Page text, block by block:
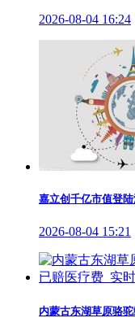
2026-08-04 16:24
嘉立创千亿市值登
2026-08-04 15:21
内蒙古东湖草原骆